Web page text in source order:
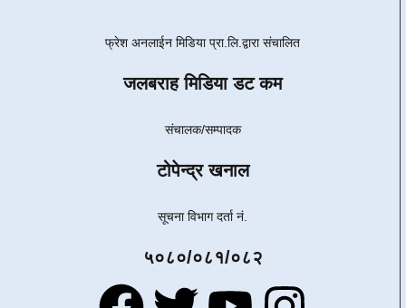
फ्रेश अनलाईन मिडिया प्रा.लि.द्वारा संचालित
जलबराह मिडिया डट कम
संचालक/सम्पादक
टोपेन्द्र खनाल
सूचना विभाग दर्ता नं.
५०८०/०८१/०८२